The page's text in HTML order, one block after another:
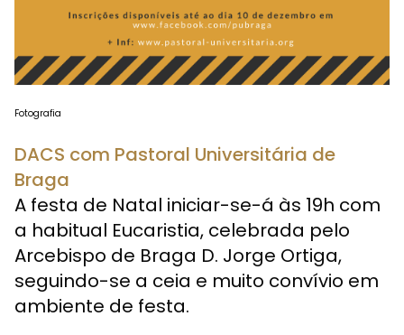
Fotografia
DACS com Pastoral Universitária de
Braga
A festa de Natal iniciar-se-á às 19h com
a habitual Eucaristia, celebrada pelo
Arcebispo de Braga D. Jorge Ortiga,
seguindo-se a ceia e muito convívio em
ambiente de festa.